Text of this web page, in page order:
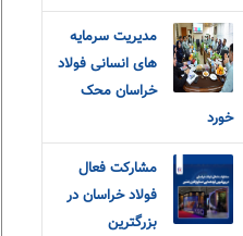
مدیریت سرمایه
های انسانی فولاد
خراسان محک
خورد
مشارکت فعال
فولاد خراسان در
بزرگترین